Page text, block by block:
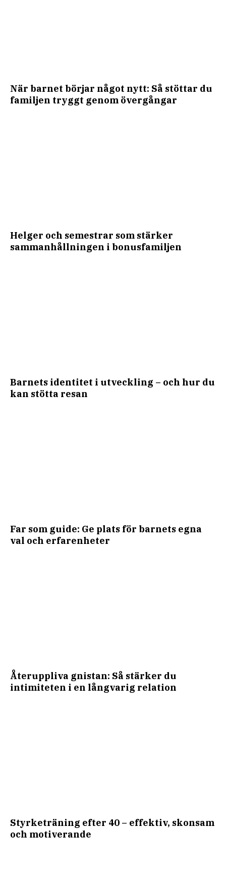
När barnet börjar något nytt: Så stöttar du
familjen tryggt genom övergångar
Helger och semestrar som stärker
sammanhållningen i bonusfamiljen
Barnets identitet i utveckling – och hur du
kan stötta resan
Far som guide: Ge plats för barnets egna
val och erfarenheter
Återuppliva gnistan: Så stärker du
intimiteten i en långvarig relation
Styrketräning efter 40 – effektiv, skonsam
och motiverande